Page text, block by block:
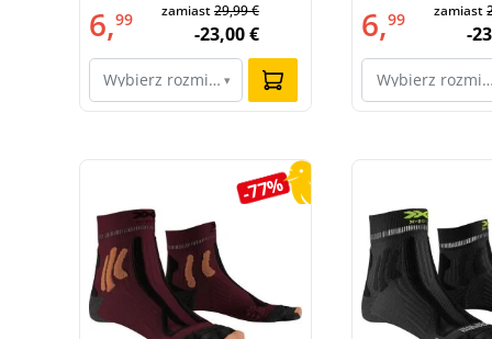
R019)
6,99 zamiast29,99 €
-23,00 €
Wybierz rozmiar…
▾
011)
6,99 zamiast
-
Wybierz
Pomiń galerię produktów
-77%